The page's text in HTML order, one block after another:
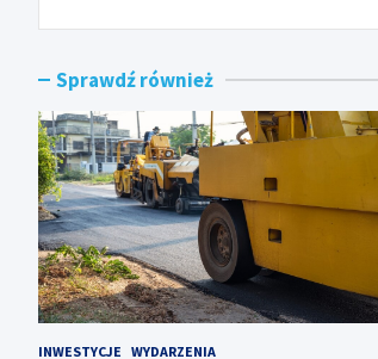
Sprawdź również
INWESTYCJE WYDARZENIA